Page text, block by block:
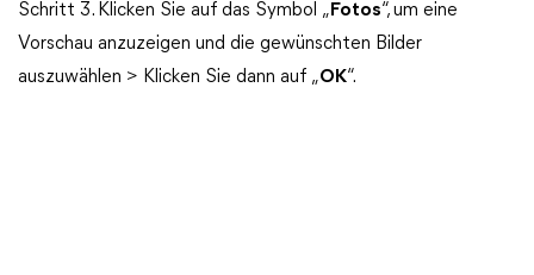
Schritt 3. Klicken Sie auf das Symbol „ Fotos“, um eine
Vorschau anzuzeigen und die gewünschten Bilder
auszuwählen > Klicken Sie dann auf „OK“.